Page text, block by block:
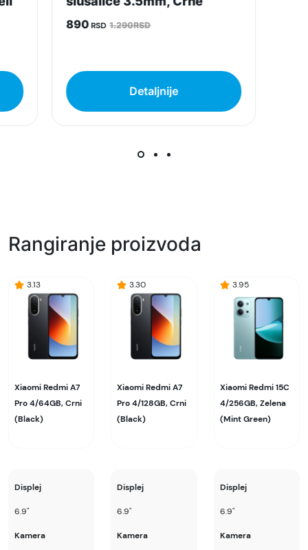
Napomena:
da garantuje da su svi podaci apsolutno ispravni.
890RSD 1.290RSD
Detaljnije
Rangiranje proizvoda
3.13
Xiaomi Redmi A7
Pro 4/64GB, Crni
(Black)
3.30
Xiaomi Redmi A7
Pro 4/128GB, Crni
(Black)
3.95
Xiaomi Redmi 15C
4/256GB, Zelena
(Mint Green)
Displej
6.9"
Kamera
Displej
6.9"
Kamera
Displej
6.9"
Kamera